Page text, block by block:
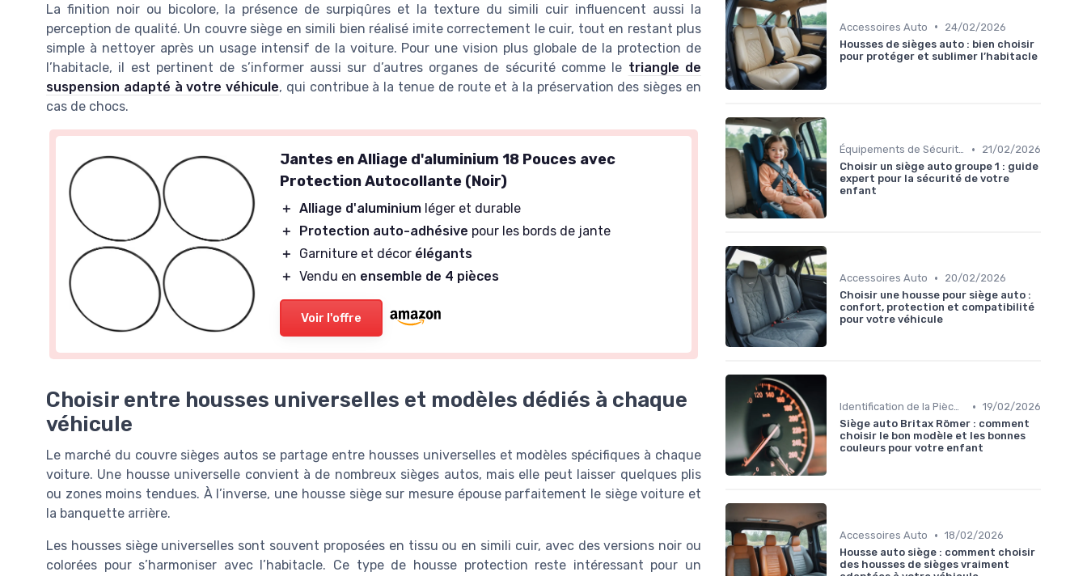
La finition noir ou bicolore, la présence de surpiqûres et la texture du simili cuir influencent aussi la
perception de qualité. Un couvre siège en simili bien réalisé imite correctement le cuir, tout en restant plus
simple à nettoyer après un usage intensif de la voiture. Pour une vision plus globale de la protection de
l’habitacle, il est pertinent de s’informer aussi sur d’autres organes de sécurité comme le triangle de
suspension adapté à votre véhicule, qui contribue à la tenue de route et à la préservation des sièges en
cas de chocs.
Jantes en Alliage d'aluminium 18 Pouces avec
Protection Autocollante (Noir)
＋ Alliage d'aluminium léger et durable
＋
Protection auto-adhésive pour les bords de jante
＋
Garniture et décor élégants
＋ Vendu en ensemble de 4 pièces
Voir l'offre
Choisir entre housses universelles et modèles dédiés à chaque
véhicule
Le marché du couvre sièges autos se partage entre housses universelles et modèles spécifiques à chaque
voiture. Une housse universelle convient à de nombreux sièges autos, mais elle peut laisser quelques plis
ou zones moins tendues. À l’inverse, une housse siège sur mesure épouse parfaitement le siège voiture et
la banquette arrière.
Les housses siège universelles sont souvent proposées en tissu ou en simili cuir, avec des versions noir ou
colorées pour s’harmoniser avec l’habitacle. Ce type de housse protection reste intéressant pour un
Accessoires Auto •
24/02/2026
Housses de sièges auto : bien choisir
pour protéger et sublimer l’habitacle
Équipements de Sécurité •
21/02/2026
Choisir un siège auto groupe 1 : guide
expert pour la sécurité de votre
enfant
Accessoires Auto •
20/02/2026
Choisir une housse pour siège auto :
confort, protection et compatibilité
pour votre véhicule
Identification de la Pièce Nécessaire • 19/02/2026
Siège auto Britax Römer : comment
choisir le bon modèle et les bonnes
couleurs pour votre enfant
Accessoires Auto • 18/02/2026
Housse auto siège : comment choisir
des housses de sièges vraiment